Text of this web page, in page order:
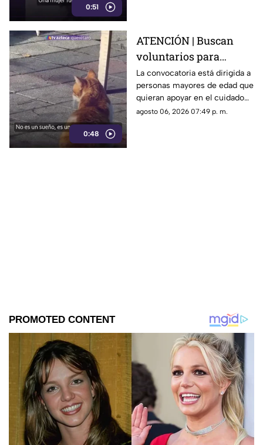
0:51
0:48
ATENCIÓN | Buscan
voluntarios para
cuidar gatos en una
isla de Grecia
La convocatoria está dirigida a
personas mayores de edad que
quieran apoyar en el cuidado
de gatos rescatados mientras
agosto 06, 2026 07:49 p. m.